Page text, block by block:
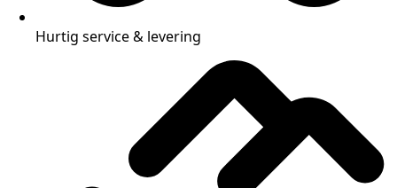
Hurtig service & levering